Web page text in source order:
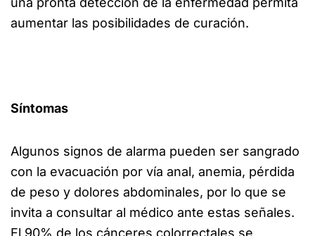
aumentar las posibilidades de curación.
Síntomas
Algunos signos de alarma pueden ser sangrado
con la evacuación por vía anal, anemia, pérdida
de peso y dolores abdominales, por lo que se
invita a consultar al médico ante estas señales.
El 90% de los cánceres colorrectales se